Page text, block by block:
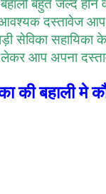
बहुत जल्द
आवश्यक दस्तावेज
सहायिका के
लेकर आप अपना
की बहाली मे